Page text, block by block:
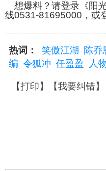
想爆料？请登录《阳
线0531-81695000，或
热词： 笑傲江湖 陈乔
编 令狐冲 任盈盈 人
【打印】【我要纠错】